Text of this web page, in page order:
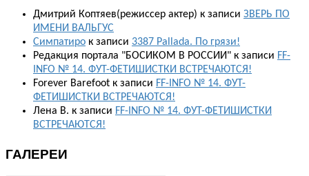
Дмитрий Коптяев(режиссер актер) к записи ЗВЕРЬ ПО
ИМЕНИ ВАЛЬГУС
Симпатиро к записи 3387 Pallada. По грязи!
Редакция портала "БОСИКОМ В РОССИИ" к записи FF-
INFO № 14. ФУТ-ФЕТИШИСТКИ ВСТРЕЧАЮТСЯ!
Forever Barefoot к записи FF-INFO № 14. ФУТ-
ФЕТИШИСТКИ ВСТРЕЧАЮТСЯ!
Лена В. к записи FF-INFO № 14. ФУТ-ФЕТИШИСТКИ
ВСТРЕЧАЮТСЯ!
ГАЛЕРЕИ